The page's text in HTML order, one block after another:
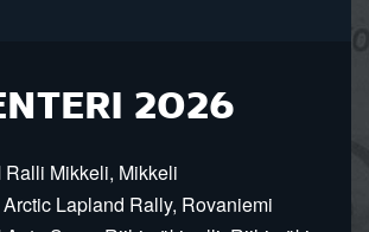
2026
Mikkeli, Mikkeli
Lapland Rally, Rovaniemi